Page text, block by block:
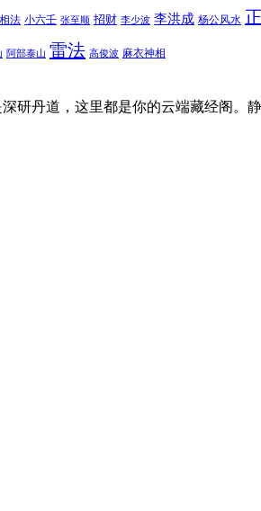
法 小六壬 张至顺 招财 李少波 李洪成 杨公风水
阿部泰山 雷法 高俊波 麻衣神相
丹道，这里都是你的云端藏经阁。